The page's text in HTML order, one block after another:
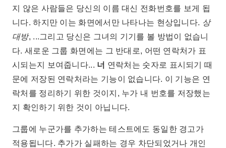
지 않은 사람들은 당신의 이름 대신 전화번호를 보게 됩
니다. 하지만 이는 화면에서만 나타나는 현상입니다. 상
대방, ...그리고 당신은 그녀의 기기를 볼 방법이 없습니
다. 새로운 그룹 화면에는 그 반대로, 어떤 연락처가 표
시되는지 보여줍니다... 너 연락처는 숫자로 표시되기 때
문에 저장된 연락처라는 기능이 없습니다. 이 기능은 연
락처를 정리하기 위한 것이지, 누가 내 번호를 저장했는
지 확인하기 위한 것이 아닙니다.
그룹에 누군가를 추가하는 테스트에도 동일한 경고가
적용됩니다. 추가가 실패하는 경우 차단되었거나 개인